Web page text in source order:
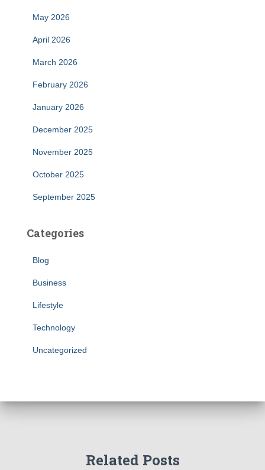
May 2026
April 2026
March 2026
February 2026
January 2026
December 2025
November 2025
October 2025
September 2025
Categories
Blog
Business
Lifestyle
Technology
Uncategorized
Related Posts